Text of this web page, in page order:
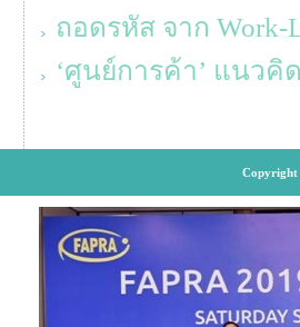
ถอดรหัส จาก Work-
‘ศูนย์การค้า’ แนว
Copyright